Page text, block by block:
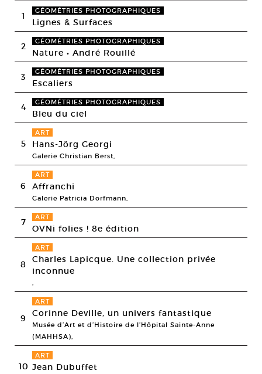
1 GÉOMÉTRIES PHOTOGRAPHIQUES
Lignes & Surfaces
2 GÉOMÉTRIES PHOTOGRAPHIQUES
Nature • André Rouillé
3 GÉOMÉTRIES PHOTOGRAPHIQUES
Escaliers
4 GÉOMÉTRIES PHOTOGRAPHIQUES
Bleu du ciel
5
ART
Hans-Jörg Georgi
Galerie Christian Berst,
6
ART
Affranchi
Galerie Patricia Dorfmann,
7 ART
OVNi folies ! 8e édition
8
ART
Charles Lapicque. Une collection privée
inconnue
,
9
ART
Corinne Deville, un univers fantastique
Musée d’Art et d’Histoire de l’Hôpital Sainte-Anne
(MAHHSA),
10
ART
Jean Dubuffet